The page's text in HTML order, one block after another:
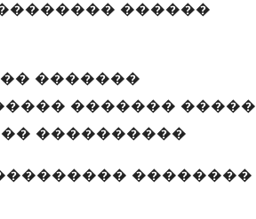
������
�������
������� �����
����������
��������